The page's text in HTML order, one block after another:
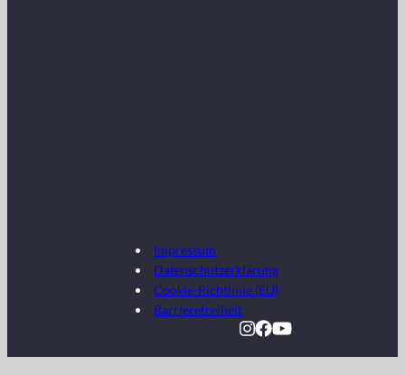
Impressum
Datenschutzerklärung
Cookie-Richtlinie (EU)
Barrierefreiheit